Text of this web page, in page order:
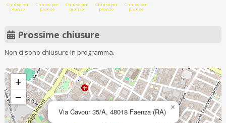
Chiuso per
pranzo
Chiuso per
pranzo
Chiuso per
pranzo
Chiuso per
pranzo
Chiuso per
pranzo
Prossime chiusure
Non ci sono chiusure in programma.
Via Cavour 35/A, 48018 Faenza (RA) ×
+
−